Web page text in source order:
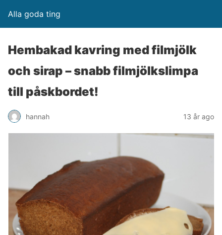
Alla goda ting
Hembakad kavring med filmjölk
och sirap – snabb filmjölkslimpa
till påskbordet!
hannah 13 år ago